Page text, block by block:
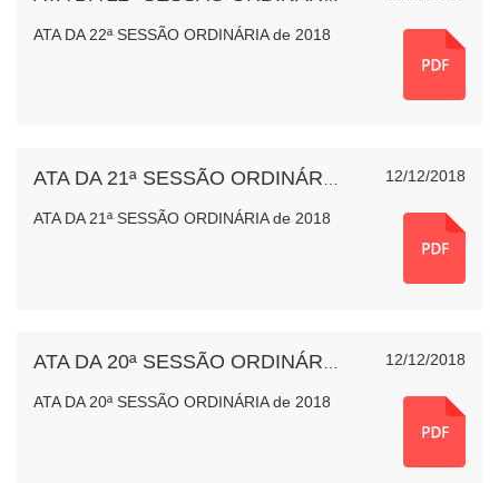
ATA DA 22ª SESSÃO ORDINÁRIA de 2018
12/12/2018
ATA DA 21ª SESSÃO ORDINÁRIA de 2018
12/12/2018
ATA DA 20ª SESSÃO ORDINÁRIA de 2018